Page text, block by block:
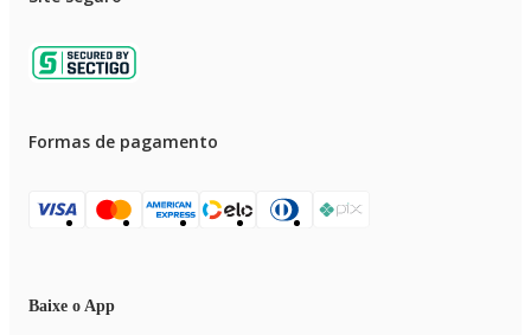
Formas de pagamento
Baixe o App